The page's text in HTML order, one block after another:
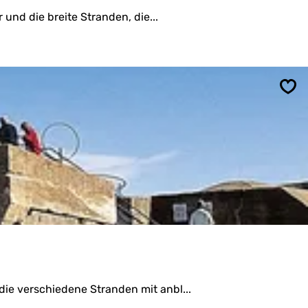
und die breite Stranden, die...
verschiedene Stranden mit anbl...